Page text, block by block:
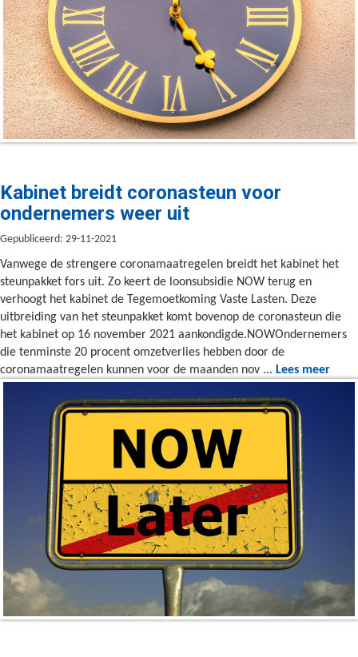
Kabinet breidt coronasteun voor
ondernemers weer uit
Gepubliceerd: 29-11-2021
Vanwege de strengere coronamaatregelen breidt het kabinet het
steunpakket fors uit. Zo keert de loonsubsidie NOW terug en
verhoogt het kabinet de Tegemoetkoming Vaste Lasten. Deze
uitbreiding van het steunpakket komt bovenop de coronasteun die
het kabinet op 16 november 2021 aankondigde.NOWOndernemers
die tenminste 20 procent omzetverlies hebben door de
coronamaatregelen kunnen voor de maanden nov ... Lees meer